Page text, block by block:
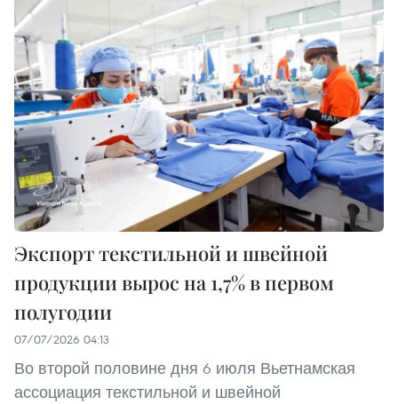
Экспорт текстильной и швейной
продукции вырос на 1,7% в первом
полугодии
07/07/2026 04:13
Во второй половине дня 6 июля Вьетнамская
ассоциация текстильной и швейной